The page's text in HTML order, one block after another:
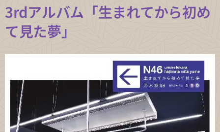
3rdアルバム「生まれてから初め
て見た夢」